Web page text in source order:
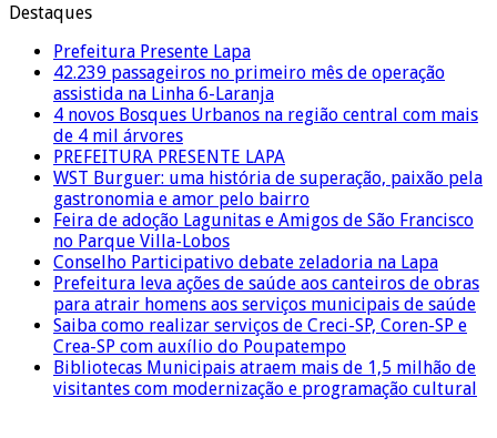
Destaques
Prefeitura Presente Lapa
42.239 passageiros no primeiro mês de operação
assistida na Linha 6-Laranja
4 novos Bosques Urbanos na região central com mais
de 4 mil árvores
PREFEITURA PRESENTE LAPA
WST Burguer: uma história de superação, paixão pela
gastronomia e amor pelo bairro
Feira de adoção Lagunitas e Amigos de São Francisco
no Parque Villa-Lobos
Conselho Participativo debate zeladoria na Lapa
Prefeitura leva ações de saúde aos canteiros de obras
para atrair homens aos serviços municipais de saúde
Saiba como realizar serviços de Creci-SP, Coren-SP e
Crea-SP com auxílio do Poupatempo
Bibliotecas Municipais atraem mais de 1,5 milhão de
visitantes com modernização e programação cultural